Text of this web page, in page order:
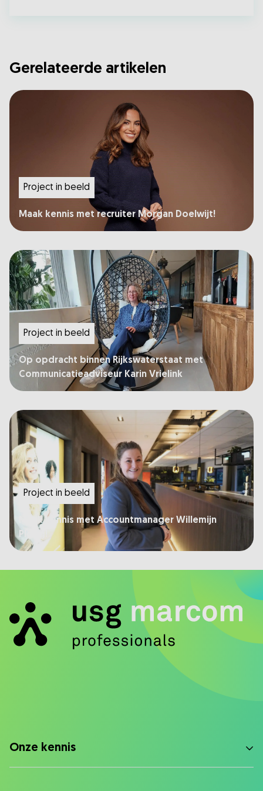
Gerelateerde artikelen
Project in beeld
Maak kennis met recruiter Morgan Doelwijt!
Project in beeld
Op opdracht binnen Rijkswaterstaat met
Communicatieadviseur Karin Vrielink
Project in beeld
Maak kennis met Accountmanager Willemijn
Ploeg!
Onze kennis